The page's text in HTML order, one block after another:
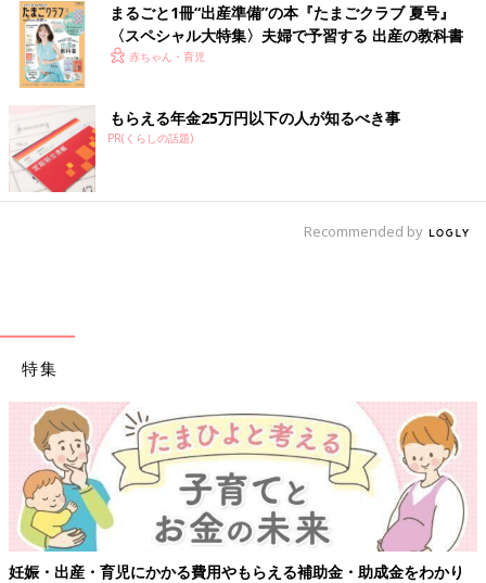
まるごと1冊“出産準備”の本『たまごクラブ 夏号』
〈スペシャル大特集〉夫婦で予習する 出産の教科書
赤ちゃん・育児
もらえる年金25万円以下の人が知るべき事
PR(くらしの話題)
Recommended by
特集
り
【ワクチン接種できるものも】妊婦の感染症対策、知っておい